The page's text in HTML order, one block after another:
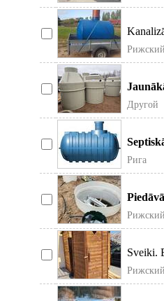
Другой
mm,
Рига
Sveiki.
laik